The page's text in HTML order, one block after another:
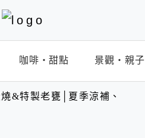
咖啡‧甜點 景觀‧親子
&特製老甕│夏季涼補、